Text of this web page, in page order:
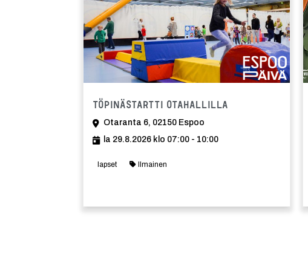
Töpinästartti Otahallilla
Otaranta 6, 02150 Espoo
la 29.8.2026 klo 07:00 - 10:00
lapset Ilmainen